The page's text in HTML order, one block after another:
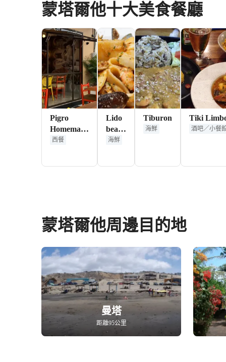
蒙塔爾他十大美食餐廳
Pigro
Homemade
italian food
西餐
Lido
beach
grill
海鮮
Tiburon
海鮮
Tiki
酒吧／小餐
蒙塔爾他周邊目的地
曼塔
距離95公里